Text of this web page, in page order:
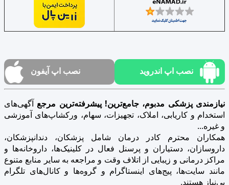
نصب اپ اندروید نصب اپ آیفون
نیازمندی پزشکی مدبوم، جامع‌ترین! پیشرفته‌ترین مرجع آگهی‌های
استخدام و کاریابی، املاک، تجهیزات، سهام، ورکشاپ‌های آموزشی
و غیره...
همکاران محترم کادر درمان شامل پزشکان، دندانپزشکان،
داروسازان، دستیاران و پرسنل فعال در کلینیک‌ها، داروخانه‌ها و
مراکز درمانی و زیبایی از اتلاف وقت و مراجعه به سایر منابع متنوع
مانند سایت‌ها، پیج‌های اینستاگرام و گروه‌ها و کانال‌های تلگرام
بی‌نیاز هستند.